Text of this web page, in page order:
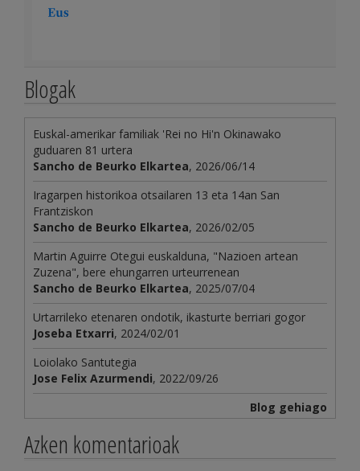
Blogak
Euskal-amerikar familiak 'Rei no Hi'n Okinawako
guduaren 81 urtera
Sancho de Beurko Elkartea, 2026/06/14
Iragarpen historikoa otsailaren 13 eta 14an San
Frantziskon
Sancho de Beurko Elkartea, 2026/02/05
Martin Aguirre Otegui euskalduna, "Nazioen artean
Zuzena", bere ehungarren urteurrenean
Sancho de Beurko Elkartea, 2025/07/04
Urtarrileko etenaren ondotik, ikasturte berriari gogor
Joseba Etxarri, 2024/02/01
Loiolako Santutegia
Jose Felix Azurmendi, 2022/09/26
Blog gehiago
Azken komentarioak